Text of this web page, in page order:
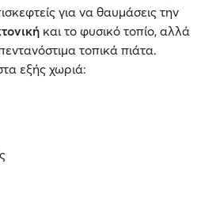
για να θαυμάσεις την
και το φυσικό τοπίο, αλλά
τοπικά πιάτα.
εξής χωριά: